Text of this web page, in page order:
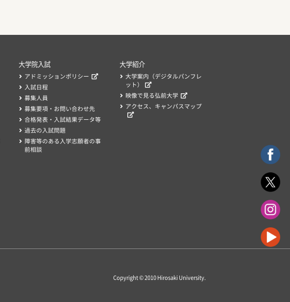
大学院入試
アドミッションポリシー
入試日程
募集人員
募集要項・お問い合わせ先
合格発表・入試結果データ等
過去の入試問題
障害等のある入学志願者の事
前相談
大学紹介
大学案内（デジタルパンフレ
ット）
映像で見る弘前大学
アクセス、キャンパスマップ
Copyright © 2010 Hirosaki University